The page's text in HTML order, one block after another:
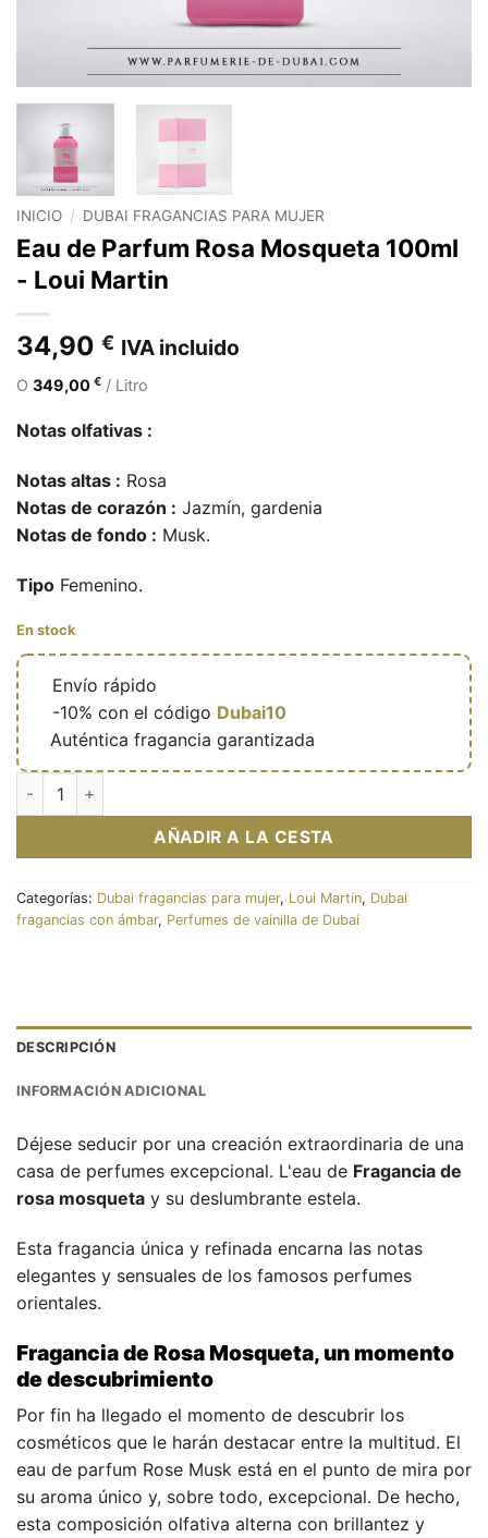
INICIO / DUBAI FRAGANCIAS PARA MUJER
Eau de Parfum Rosa Mosqueta 100ml
- Loui Martin
34,90 € IVA incluido
O 349,00 € / Litro
Notas olfativas :
Notas altas : Rosa
Notas de corazón : Jazmín, gardenia
Notas de fondo : Musk.
Tipo Femenino.
En stock
Envío rápido
-10% con el código Dubai10
Auténtica fragancia garantizada
Eau de parfum Rose musk 100ml - Loui Martin cantidad
AÑADIR A LA CESTA
Categorías: Dubai fragancias para mujer, Loui Martin, Dubai
fragancias con ámbar, Perfumes de vainilla de Dubai
DESCRIPCIÓN
INFORMACIÓN ADICIONAL
Déjese seducir por una creación extraordinaria de una
casa de perfumes excepcional. L'eau de Fragancia de
rosa mosqueta y su deslumbrante estela.
Esta fragancia única y refinada encarna las notas
elegantes y sensuales de los famosos perfumes
orientales.
Fragancia de Rosa Mosqueta, un momento
de descubrimiento
Por fin ha llegado el momento de descubrir los
cosméticos que le harán destacar entre la multitud. El
eau de parfum Rose Musk está en el punto de mira por
su aroma único y, sobre todo, excepcional. De hecho,
esta composición olfativa alterna con brillantez y